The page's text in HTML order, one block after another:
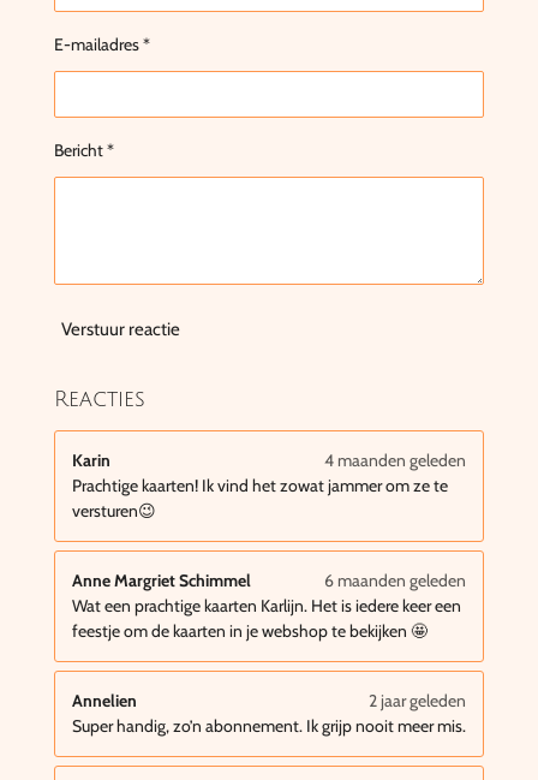
E-mailadres *
Bericht *
Verstuur reactie
Reacties
Karin
4 maanden geleden
Prachtige kaarten! Ik vind het zowat jammer om ze te
versturen😉
Anne Margriet Schimmel
6 maanden geleden
Wat een prachtige kaarten Karlijn. Het is iedere keer een
feestje om de kaarten in je webshop te bekijken 🤩
Annelien
2 jaar geleden
Super handig, zo’n abonnement. Ik grijp nooit meer mis.